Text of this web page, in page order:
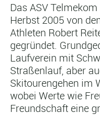
Das ASV
Herbst 2005 von
Athleten Robert
gegründet.
Laufverein mit
Straßenlauf, aber
Skitourengehen im
wobei Werte wie
Freundschaft eine